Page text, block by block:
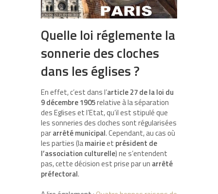
Quelle loi réglemente la
sonnerie des cloches
dans les églises ?
En effet, c’est dans l’article 27 de la loi du
9décembre 1905relative à la séparation
des Eglises et l’Etat, qu’il est stipulé que
les sonneries des cloches sont régularisées
pararrêté municipal. Cependant, au cas où
les parties (lamairieet président de
l’association culturelle) ne s’entendent
pas, cette décision est prise par un arrêté
préfectoral.